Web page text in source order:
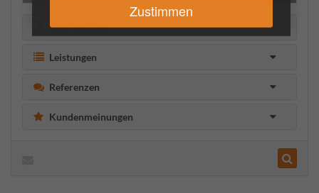
Zustimmen
Beschreibung
Leistungen
Referenzen
Kundenmeinungen